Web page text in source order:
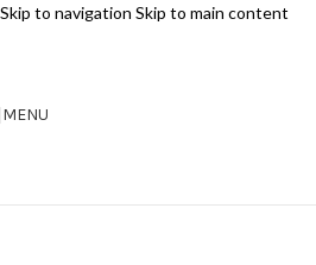
Skip to navigation Skip to main content
MENU